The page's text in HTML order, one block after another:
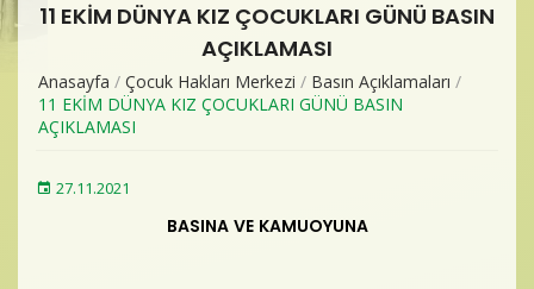
Merkezler & Komisyonlar
11 EKİM DÜNYA KIZ ÇOCUKLARI GÜNÜ BASIN
AÇIKLAMASI
Anasayfa / Çocuk Hakları Merkezi / Basın Açıklamaları /
11 EKİM DÜNYA KIZ ÇOCUKLARI GÜNÜ BASIN
AÇIKLAMASI
27.11.2021
BASINA VE KAMUOYUNA